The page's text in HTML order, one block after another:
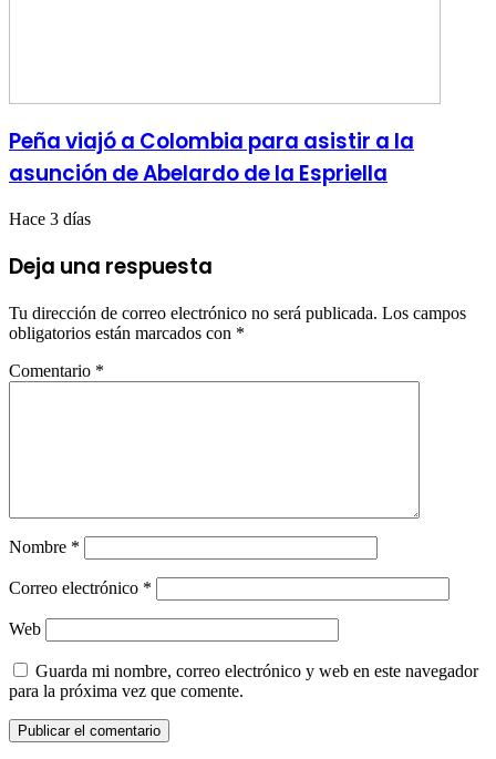
Peña viajó a Colombia para asistir a la
asunción de Abelardo de la Espriella
Hace 3 días
Deja una respuesta
Tu dirección de correo electrónico no será publicada. Los campos
obligatorios están marcados con *
Comentario *
Nombre *
Correo electrónico *
Web
Guarda mi nombre, correo electrónico y web en este navegador
para la próxima vez que comente.